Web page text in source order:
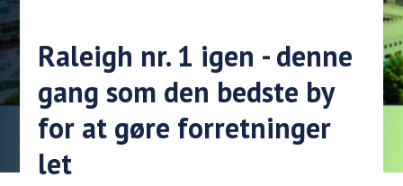
Raleigh nr. 1 igen - denne
gang som den bedste by
for at gøre forretninger
let